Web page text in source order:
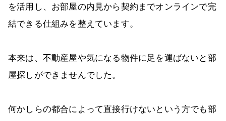
を活用し、お部屋の内見から契約までオンラインで完
結できる仕組みを整えています。
本来は、不動産屋や気になる物件に足を運ばないと部
屋探しができませんでした。
何かしらの都合によって直接行けないという方でも部